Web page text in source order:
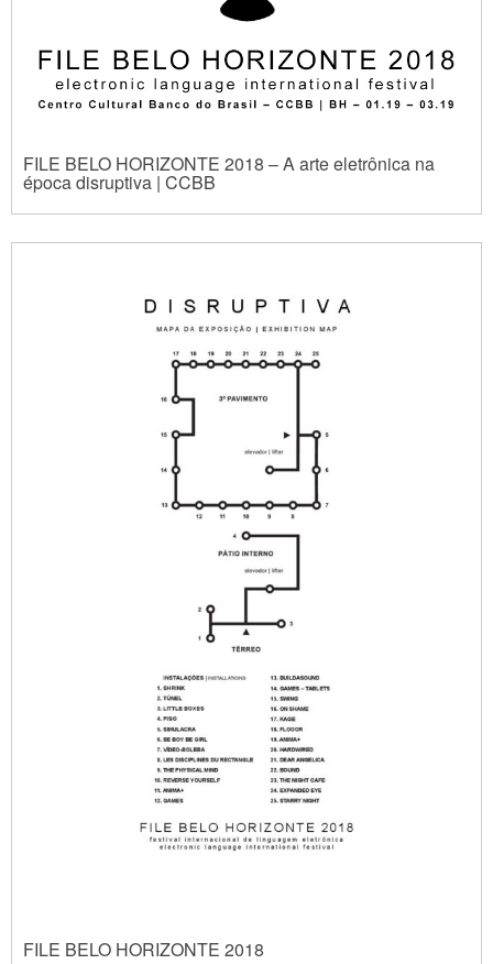
FILE BELO HORIZONTE 2018 – A arte eletrônica na
época disruptiva | CCBB
FILE BELO HORIZONTE 2018